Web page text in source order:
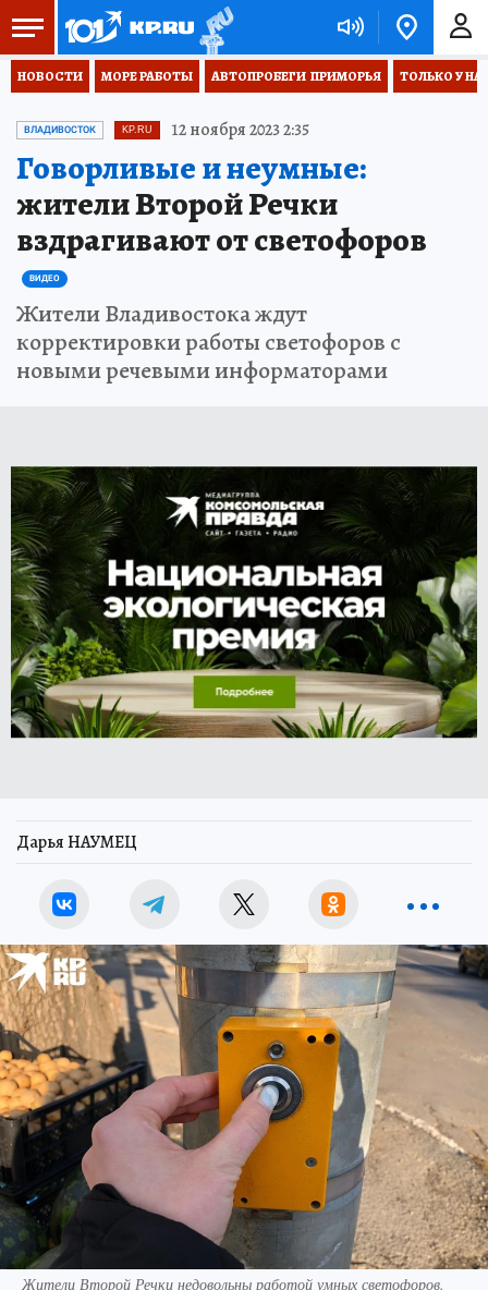
НОВОСТИ МОРЕ РАБОТЫ АВТОПРОБЕГИ  ПРИМОРЬЯ ТОЛЬКО У
ВЛАДИВОСТОК KP.RU 12 ноября 2023 2:35
Говорливые и неумные:
жители Второй Речки
вздрагивают от светофоров
ВИДЕО
Жители Владивостока ждут
корректировки работы светофоров с
новыми речевыми информаторами
Дарья НАУМЕЦ
Жители Второй Речки недовольны работой умных светофоров.